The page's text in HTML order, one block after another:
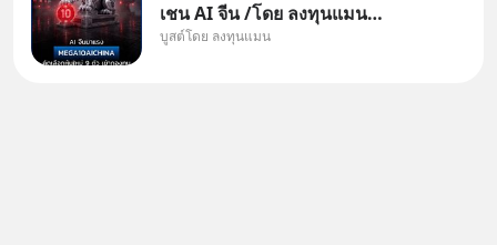
เชน AI จีน /โดย ลงทุนแมน
✅ลงทุนตรง คัด 10 ผู้นำเน้น ๆ ใน
บูสต์โดย ลงทุนแมน